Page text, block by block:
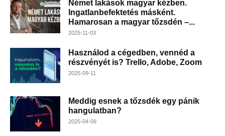
Német lakások magyar kézben.
Ingatlanbefektetés másként.
Hamarosan a magyar tőzsdén –...
2025-11-03
Használod a cégedben, vennéd a
részvényét is? Trello, Adobe, Zoom
2025-09-11
Meddig esnek a tőzsdék egy pánik
hangulatban?
2025-04-09